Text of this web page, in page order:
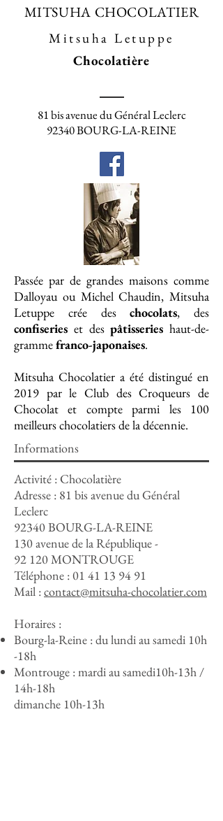
MITSUHA CHOCOLATIER
Mitsuha Letuppe
Chocolatière
81 bis avenue du Général Leclerc
92340 BOURG-LA-REINE
Passée par de grandes maisons comme
Dalloyau ou Michel Chaudin, Mitsuha
Letuppe crée deschocolats, des
confiseries et despâtisseries haut-de-
grammefranco-japonaises.
Mitsuha Chocolatier a été distingué en
2019 par le Club des Croqueurs de
Chocolat et compte parmi les 100
meilleurs chocolatiers de la décennie.
Informations
Activité : Chocolatière
Adresse : 81 bis avenue du Général
Leclerc
92340 BOURG-LA-REINE
130 avenue de la République -
92 120 MONTROUGE
Téléphone :01 41 13 94 91
Mail :contact@mitsuha-chocolatier.com
Horaires :
Bourg-la-Reine : du lundi au samedi 10h
-18h
Montrouge : mardi au samedi10h-13h /
14h-18h
dimanche 10h-13h